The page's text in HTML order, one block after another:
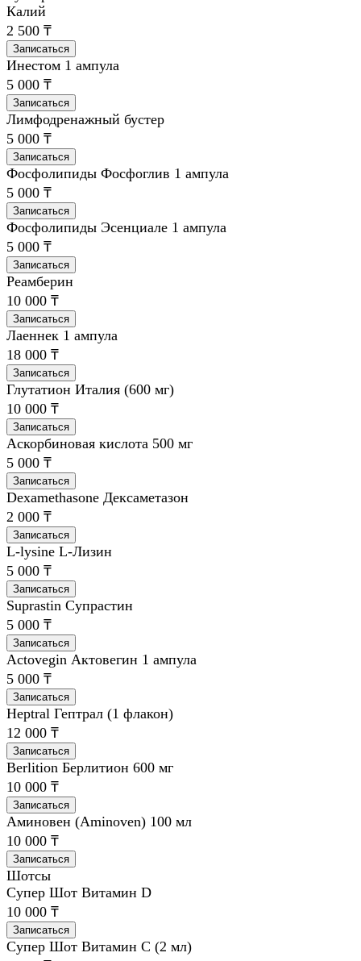
Калий
2 500 ₸
Записаться
Инестом 1 ампула
5 000 ₸
Записаться
Лимфодренажный бустер
5 000 ₸
Записаться
Фосфолипиды Фосфоглив 1 ампула
5 000 ₸
Записаться
Фосфолипиды Эсенциале 1 ампула
5 000 ₸
Записаться
Реамберин
10 000 ₸
Записаться
Лаеннек 1 ампула
18 000 ₸
Записаться
Глутатион Италия (600 мг)
10 000 ₸
Записаться
Аскорбиновая кислота 500 мг
5 000 ₸
Записаться
Dexamethasone Дексаметазон
2 000 ₸
Записаться
L-lysine L-Лизин
5 000 ₸
Записаться
Suprastin Супрастин
5 000 ₸
Записаться
Actovegin Актовегин 1 ампула
5 000 ₸
Записаться
Heptral Гептрал (1 флакон)
12 000 ₸
Записаться
Berlition Берлитион 600 мг
10 000 ₸
Записаться
Аминовен (Aminoven) 100 мл
10 000 ₸
Записаться
Шотсы
Супер Шот Витамин D
10 000 ₸
Записаться
Супер Шот Витамин C (2 мл)